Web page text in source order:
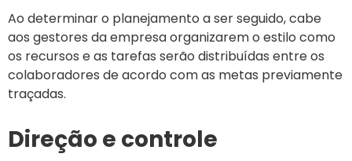
Ao determinar o planejamento a ser seguido, cabe
aos gestores da empresa organizarem o estilo como
os recursos e as tarefas serão distribuídas entre os
colaboradores de acordo com as metas previamente
traçadas.
Direção e controle